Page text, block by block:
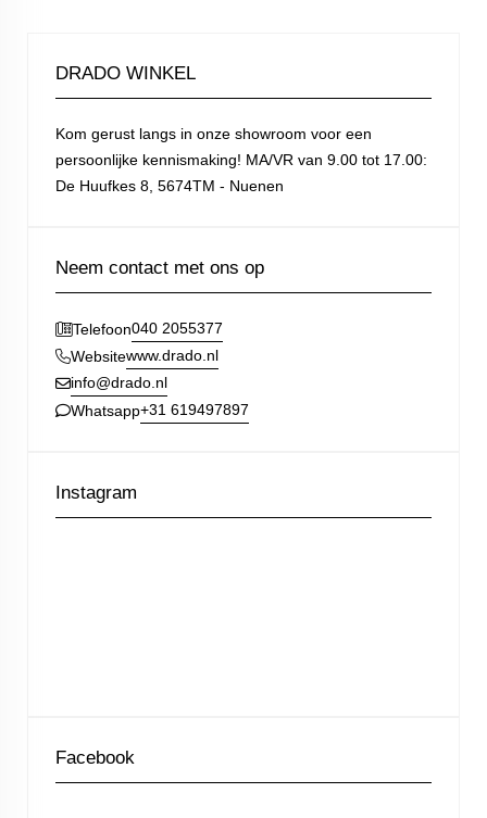
DRADO WINKEL
Kom gerust langs in onze showroom voor een
persoonlijke kennismaking! MA/VR van 9.00 tot 17.00:
De Huufkes 8, 5674TM - Nuenen
Neem contact met ons op
Telefoon040 2055377
Websitewww.drado.nl
info@drado.nl
Whatsapp+31 619497897
Instagram
Facebook